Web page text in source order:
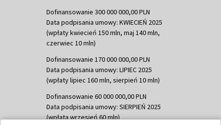
Dofinansowanie 300 000 000,00 PLN
Data podpisania umowy: KWIECIEŃ 2025
(wpłaty kwiecień 150 mln, maj 140 mln,
czerwiec 10 mln)
Dofinansowanie 170 000 000,00 PLN
Data podpisania umowy: LIPIEC 2025
(wpłaty lipiec 160 mln, sierpień 10 mln)
Dofinansowanie 60 000 000,00 PLN
Data podpisania umowy: SIERPIEŃ 2025
(wpłata wrzesień 60 mln)